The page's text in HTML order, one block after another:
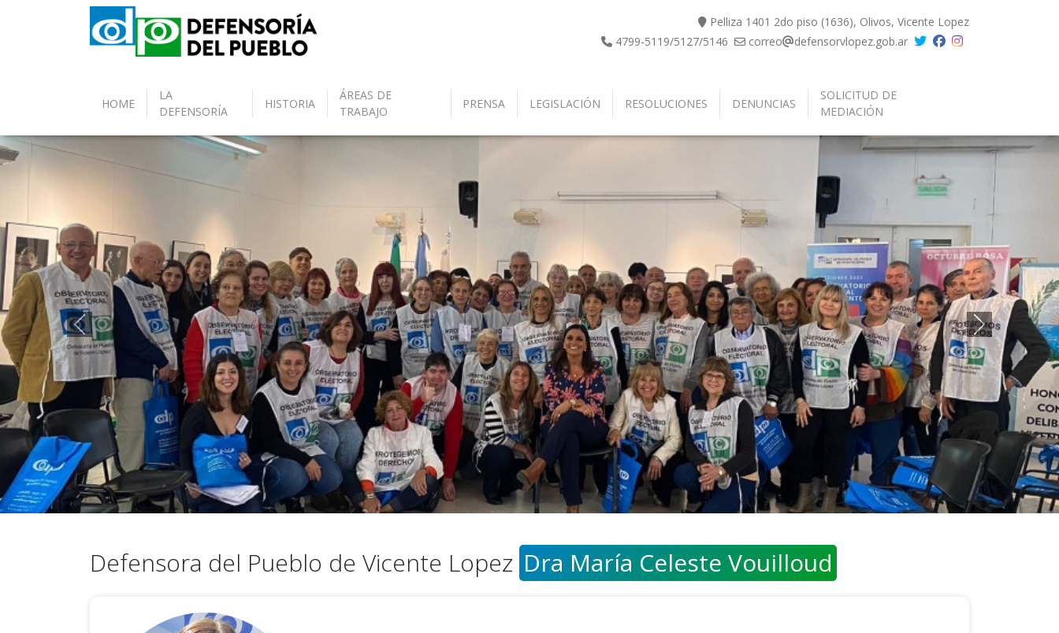
Pelliza 1401 2do piso (1636), Olivos, Vicente Lopez
4799-5119/5127/5146
correo defensorvlopez.gob.ar
HOME
LA
DEFENSORÍA
HISTORIA
ÁREAS DE
TRABAJO
PRENSA LEGISLACIÓN RESOLUCIONES DENUNCIAS
SOLICITUD DE
MEDIACIÓN
Anterior Siguiente
Defensora del Pueblo de Vicente Lopez Dra María Celeste Vouilloud